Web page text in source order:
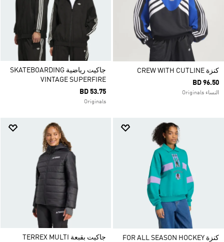
كنزة CREW WITH CUTLINE
BD 96.50
النساء Originals
جاكيت رياضية SKATEBOARDING
VINTAGE SUPERFIRE
BD 53.75
Originals
كنزة FOR ALL SEASON HOCKEY
جاكيت بقبعة TERREX MULTI